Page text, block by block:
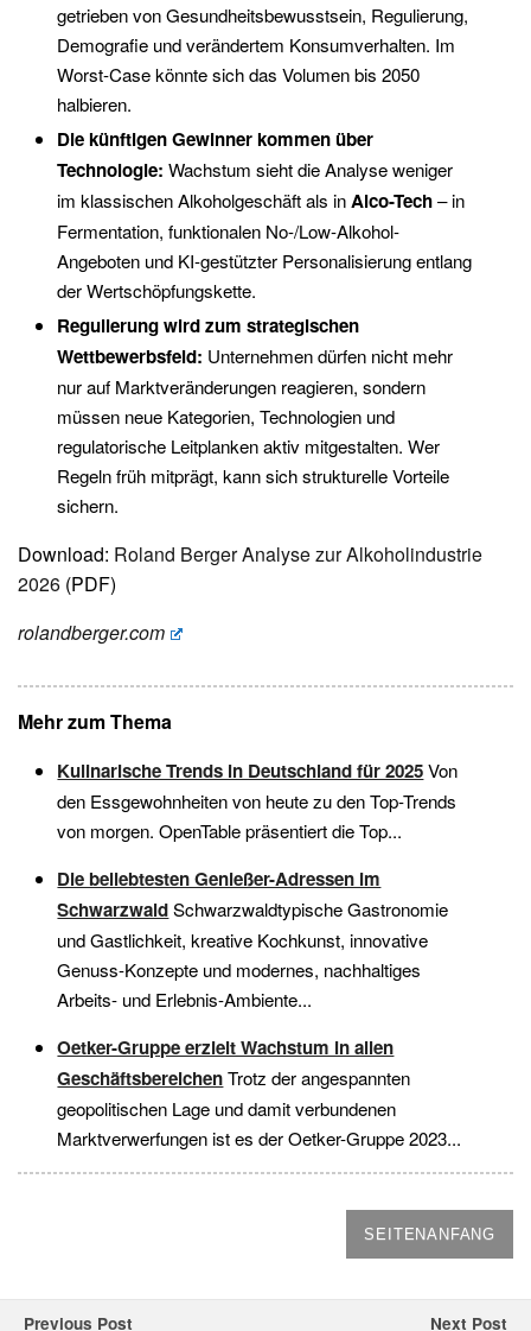
getrieben von Gesundheitsbewusstsein, Regulierung,
Demografie und verändertem Konsumverhalten. Im
Worst-Case könnte sich das Volumen bis 2050
halbieren.
Die künftigen Gewinner kommen über
Technologie: Wachstum sieht die Analyse weniger
im klassischen Alkoholgeschäft als in Alco-Tech– in
Fermentation, funktionalen No-/Low-Alkohol-
Angeboten und KI-gestützter Personalisierung entlang
der Wertschöpfungskette.
Regulierung wird zum strategischen
Wettbewerbsfeld: Unternehmen dürfen nicht mehr
nur auf Marktveränderungen reagieren, sondern
müssen neue Kategorien, Technologien und
regulatorische Leitplanken aktiv mitgestalten. Wer
Regeln früh mitprägt, kann sich strukturelle Vorteile
sichern.
Download: Roland Berger Analyse zur Alkoholindustrie
2026 (PDF)
rolandberger.com
Mehr zum Thema
Kulinarische Trends in Deutschland für 2025Von
den Essgewohnheiten von heute zu den Top-Trends
von morgen. OpenTable präsentiert die Top...
Die beliebtesten Genießer-Adressen im
SchwarzwaldSchwarzwaldtypische Gastronomie
und Gastlichkeit, kreative Kochkunst, innovative
Genuss-Konzepte und modernes, nachhaltiges
Arbeits- und Erlebnis-Ambiente...
Oetker-Gruppe erzielt Wachstum in allen
GeschäftsbereichenTrotz der angespannten
geopolitischen Lage und damit verbundenen
Marktverwerfungen ist es der Oetker-Gruppe 2023...
SEITENANFANG
Previous Post Next Post